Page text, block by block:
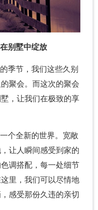
别墅中绽放
季节，我们这些久别
聚会。而这次的聚会
，让我们在极致的享
个全新的世界。宽敞
让人瞬间感受到家的
调搭配，每一处细节
里，我们可以尽情地
感受那份久违的亲切